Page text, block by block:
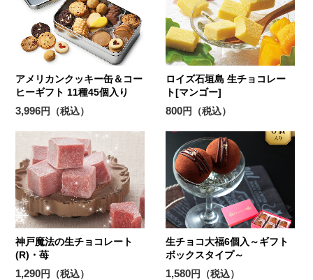
アメリカンクッキー缶＆コー
ヒーギフト 11種45個入り
3,996円（税込）
ロイズ石垣島 生チョコレー
ト[マンゴー]
800円（税込）
神戸魔法の生チョコレート
(R)・苺
1,290円（税込）
生チョコ大福6個入～ギフト
ボックスタイプ～
1,580円（税込）